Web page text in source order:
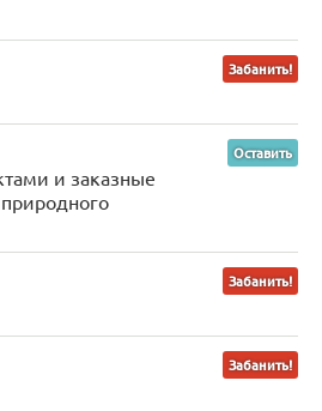
Забанить!
Оставить
и заказные
Забанить!
Забанить!